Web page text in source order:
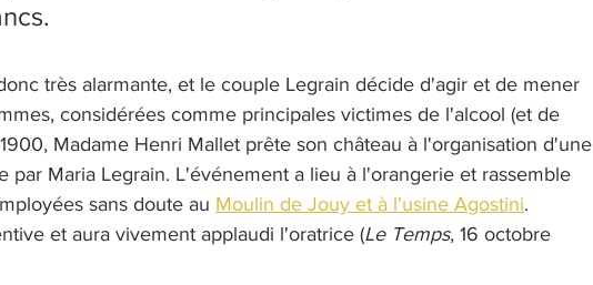
très alarmante, et le couple Legrain décide d'agir et de mener
considérées comme principales victimes de l'alcool (et de
Madame Henri Mallet prête son château à l'organisation d'une
par Maria Legrain. L'événement a lieu à l'orangerie et rassemble
sans doute au Moulin de Jouy et à l'usine Agostini.
et aura vivement applaudi l'oratrice (Le Temps, 16 octobre